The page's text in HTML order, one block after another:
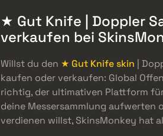
★ Gut Knife | Doppler
verkaufen bei
Willst du den ★ Gut Knife skin |
kaufen oder verkaufen: Global
richtig, der ultimativen Plattform für
deine Messersammlung aufwerten
verdienen willst, SkinsMonkey hat